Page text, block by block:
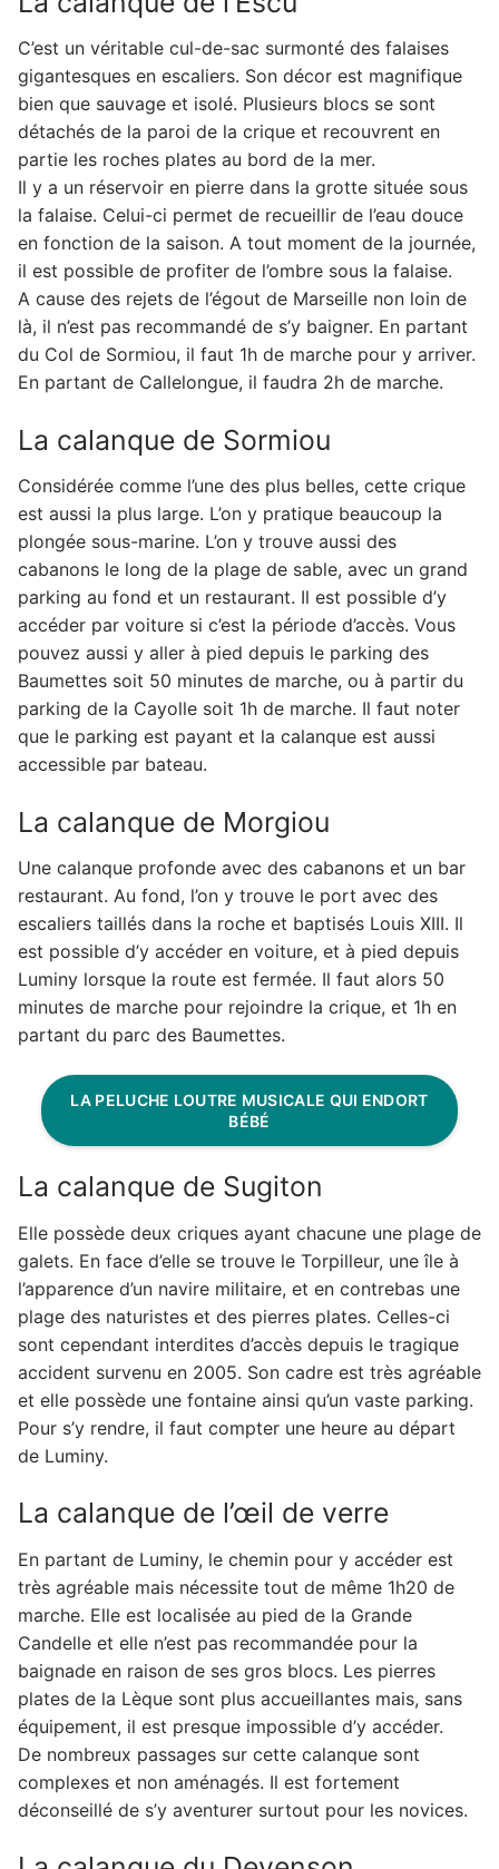
C’est un véritable cul-de-sac surmonté des falaises
gigantesques en escaliers. Son décor est magnifique
bien que sauvage et isolé. Plusieurs blocs se sont
détachés de la paroi de la crique et recouvrent en
partie les roches plates au bord de la mer.
Il y a un réservoir en pierre dans la grotte située sous
la falaise. Celui-ci permet de recueillir de l’eau douce
en fonction de la saison. A tout moment de la journée,
il est possible de profiter de l’ombre sous la falaise.
A cause des rejets de l’égout de Marseille non loin de
là, il n’est pas recommandé de s’y baigner. En partant
du Col de Sormiou, il faut 1h de marche pour y arriver.
En partant de Callelongue, il faudra 2h de marche.
La calanque de Sormiou
Considérée comme l’une des plus belles, cette crique
est aussi la plus large. L’on y pratique beaucoup la
plongée sous-marine. L’on y trouve aussi des
cabanons le long de la plage de sable, avec un grand
parking au fond et un restaurant. Il est possible d’y
accéder par voiture si c’est la période d’accès. Vous
pouvez aussi y aller à pied depuis le parking des
Baumettes soit 50 minutes de marche, ou à partir du
parking de la Cayolle soit 1h de marche. Il faut noter
que le parking est payant et la calanque est aussi
accessible par bateau.
La calanque de Morgiou
Une calanque profonde avec des cabanons et un bar
restaurant. Au fond, l’on y trouve le port avec des
escaliers taillés dans la roche et baptisés Louis XIII. Il
est possible d’y accéder en voiture, et à pied depuis
Luminy lorsque la route est fermée. Il faut alors 50
minutes de marche pour rejoindre la crique, et 1h en
partant du parc des Baumettes.
LA PELUCHE LOUTRE MUSICALE QUI ENDORT
BÉBÉ
La calanque de Sugiton
Elle possède deux criques ayant chacune une plage de
galets. En face d’elle se trouve le Torpilleur, une île à
l’apparence d’un navire militaire, et en contrebas une
plage des naturistes et des pierres plates. Celles-ci
sont cependant interdites d’accès depuis le tragique
accident survenu en 2005. Son cadre est très agréable
et elle possède une fontaine ainsi qu’un vaste parking.
Pour s’y rendre, il faut compter une heure au départ
de Luminy.
La calanque de l’œil de verre
En partant de Luminy, le chemin pour y accéder est
très agréable mais nécessite tout de même 1h20 de
marche. Elle est localisée au pied de la Grande
Candelle et elle n’est pas recommandée pour la
baignade en raison de ses gros blocs. Les pierres
plates de la Lèque sont plus accueillantes mais, sans
équipement, il est presque impossible d’y accéder.
De nombreux passages sur cette calanque sont
complexes et non aménagés. Il est fortement
déconseillé de s’y aventurer surtout pour les novices.